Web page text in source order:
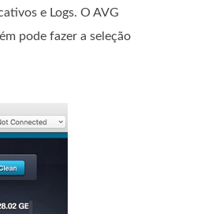
e Logs. O AVG
pode fazer a seleção